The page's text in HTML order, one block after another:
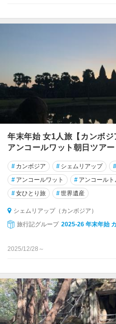
年末年始 女1人旅【カンボ
アンコールワット朝日ツアー
# カンボジア # シェムリアップ #
# アンコールワット # アンコールト
#女ひとり旅 #世界遺産
シェムリアップ（カンボジア）
旅行記グループ 2025-26 年末年始
2025/12/28～